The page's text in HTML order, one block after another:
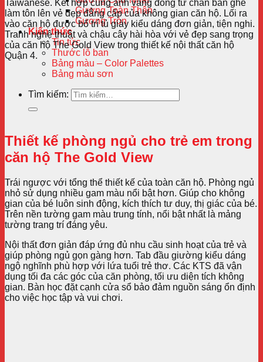
Gương Toàn Thân
Gương Tròn
Kiến thức
Tin tức
Thước lỗ ban
Bảng màu – Color Palettes
Bảng màu sơn
Tìm kiếm:
Taiwanese. Kết hợp cùng ánh vàng đồng từ chân bàn ghế
làm tôn lên vẻ đẹp đẳng cấp của không gian căn hộ. Lối ra
vào căn hộ được bố trí tủ giày kiểu dáng đơn giản, tiện nghi.
Tranh nghệ thuật và chậu cây hài hòa với vẻ đẹp sang trọng
của căn hộ The Gold View trong thiết kế nội thất căn hộ
Quận 4.
Thiết kế phòng ngủ cho trẻ em trong
căn hộ The Gold View
Trái ngược với tổng thể thiết kế của toàn căn hộ. Phòng ngủ
nhỏ sử dụng nhiều gam màu nổi bật hơn. Giúp cho không
gian của bé luôn sinh động, kích thích tư duy, thị giác của bé.
Trên nền tường gam màu trung tính, nổi bật nhất là mảng
tường trang trí đáng yêu.
Nội thất đơn giản đáp ứng đủ nhu cầu sinh hoạt của trẻ và
giúp phòng ngủ gọn gàng hơn. Tab đầu giường kiểu dáng
ngộ nghĩnh phù hợp với lứa tuổi trẻ thơ. Các KTS đã vận
dụng tối đa các góc của căn phòng, tối ưu diện tích không
gian. Bàn học đặt cạnh cửa sổ bảo đảm nguồn sáng ổn định
cho việc học tập và vui chơi.